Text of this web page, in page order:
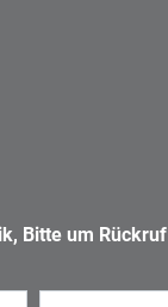
Bitte um Rückruf